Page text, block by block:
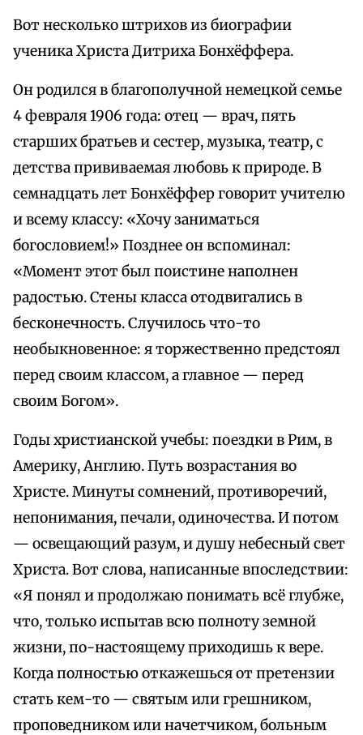
Вот несколько штрихов из биографии
ученика Христа Дитриха Бонхёффера.
Он родился в благополучной немецкой семье
4 февраля 1906 года: отец — врач, пять
старших братьев и сестер, музыка, театр, с
детства прививаемая любовь к природе. В
семнадцать лет Бонхёффер говорит учителю
и всему классу: «Хочу заниматься
богословием!» Позднее он вспоминал:
«Момент этот был поистине наполнен
радостью. Стены класса отодвигались в
бесконечность. Случилось что-то
необыкновенное: я торжественно предстоял
перед своим классом, а главное — перед
своим Богом».
Годы христианской учебы: поездки в Рим, в
Америку, Англию. Путь возрастания во
Христе. Минуты сомнений, противоречий,
непонимания, печали, одиночества. И потом
— освещающий разум, и душу небесный свет
Христа. Вот слова, написанные впоследствии:
«Я понял и продолжаю понимать всё глубже,
что, только испытав всю полноту земной
жизни, по-настоящему приходишь к вере.
Когда полностью откажешься от претензии
стать кем-то — святым или грешником,
проповедником или начетчиком, больным